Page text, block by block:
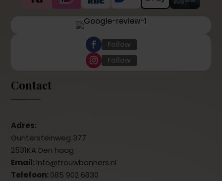
Follow
Follow
Contact
Adres:
Guntersteinweg 377
2531KA Den haag
Email: info@trouwbanners.nl
Telefoon: 085 902 6830